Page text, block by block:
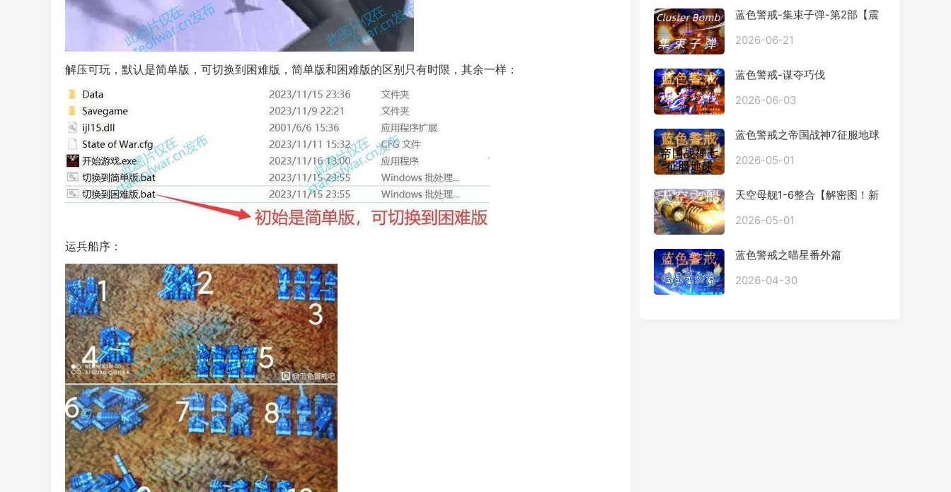
解压可玩，默认是简单版，可切换到困难版，简单版和困难版的区别只有时限，其余一样：
运兵船序：
蓝色警戒-集束子弹-第2部【震
2026-06-21
蓝色警戒-谋夺巧伐
2026-06-03
蓝色警戒之帝国战神7征服地球
2026-05-01
天空母舰1-6整合【解密图！新
2026-05-01
蓝色警戒之喵星番外篇
2026-04-30